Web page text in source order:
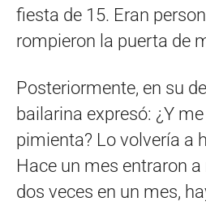
fiesta de 15. Eran
rompieron la puerta de
Posteriormente, en su
bailarina expresó: ¿Y
pimienta? Lo volvería a
Hace un mes entraron a
dos veces en un mes,